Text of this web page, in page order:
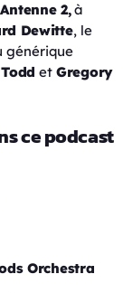
Antenne 2,à
Dewitte, le
générique
et Gregory
ce podcast
Orchestra